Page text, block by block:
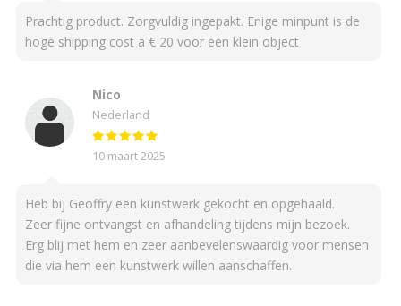
Prachtig product. Zorgvuldig ingepakt. Enige minpunt is de
hoge shipping cost a € 20 voor een klein object
Nico
Nederland
10 maart 2025
Heb bij Geoffry een kunstwerk gekocht en opgehaald.
Zeer fijne ontvangst en afhandeling tijdens mijn bezoek.
Erg blij met hem en zeer aanbevelenswaardig voor mensen
die via hem een kunstwerk willen aanschaffen.